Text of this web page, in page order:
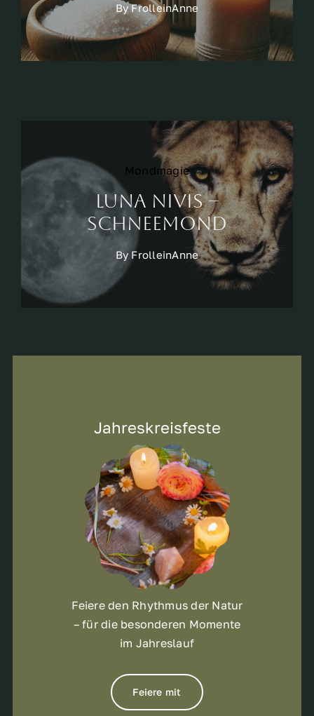
ByFrolleinAnne
Mondmagie
Luna Nivis –
Schneemond
By FrolleinAnne
Jahreskreisfeste
Feiere den Rhythmus der Natur
– für die besonderen Momente
im Jahreslauf
Feiere mit